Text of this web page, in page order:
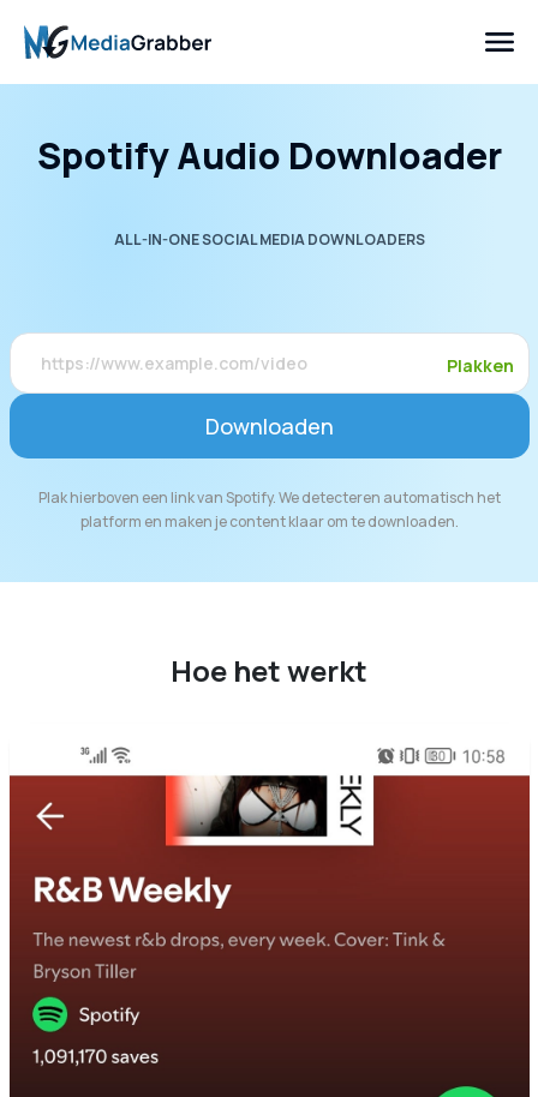
Spotify Audio Downloader
ALL-IN-ONE SOCIAL MEDIA DOWNLOADERS
Plakken
Downloaden
Plak hierboven een link van Spotify. We detecteren automatisch het
platform en maken je content klaar om te downloaden.
Hoe het werkt